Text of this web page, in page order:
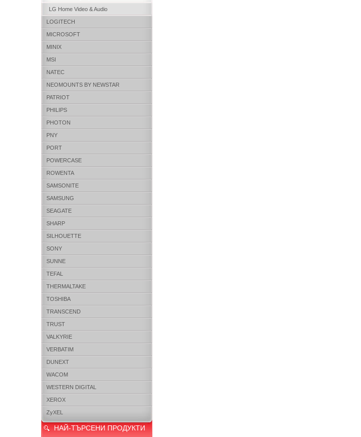
LG Home Video & Audio
LOGITECH
MICROSOFT
MINIX
MSI
NATEC
NEOMOUNTS BY NEWSTAR
PATRIOT
PHILIPS
PHOTON
PNY
PORT
POWERCASE
ROWENTA
SAMSONITE
SAMSUNG
SEAGATE
SHARP
SILHOUETTE
SONY
SUNNE
TEFAL
THERMALTAKE
TOSHIBA
TRANSCEND
TRUST
VALKYRIE
VERBATIM
DUNEXT
WACOM
WESTERN DIGITAL
XEROX
ZyXEL
НАЙ-ТЪРСЕНИ ПРОДУКТИ